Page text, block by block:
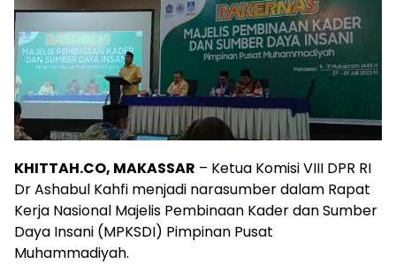
KHITTAH.CO, MAKASSAR – Ketua Komisi VIII DPR RI
Dr Ashabul Kahfi menjadi narasumber dalam Rapat
Kerja Nasional Majelis Pembinaan Kader dan Sumber
Daya Insani (MPKSDI) Pimpinan Pusat
Muhammadiyah.